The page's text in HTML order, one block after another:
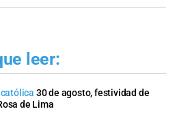
leer:
30 de agosto, festividad de
de Lima